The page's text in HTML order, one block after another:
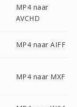
MP4 naar
AVCHD
MP4 naar AIFF
MP4 naar MXF